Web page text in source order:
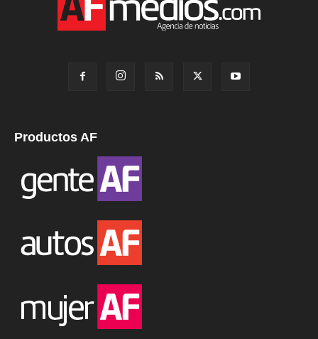
Productos AF